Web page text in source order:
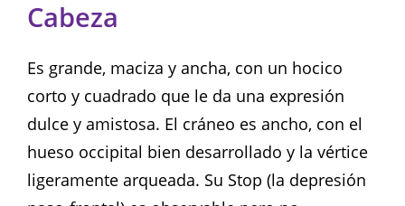
Cabeza
Es grande, maciza y ancha, con un hocico
corto y cuadrado que le da una expresión
dulce y amistosa. El cráneo es ancho, con el
hueso occipital bien desarrollado y la vértice
ligeramente arqueada. Su Stop (la depresión